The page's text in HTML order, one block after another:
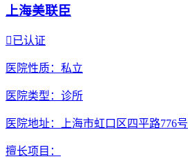
上海美联臣
已认证
医院性质：私立
医院类型 ：诊所
医院地址：上海市虹口区四平路776号
擅长项目 ：